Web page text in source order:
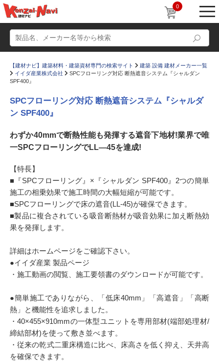
0
かたなび コラム
Q＆A
お気に入り
【建材ナビ】建築材料・建築資材専門の検索サイト
建築 設備 建材メーカー一覧
イイダ産業株式会社
SPCフローリング対応 断熱遮音システム『シャルダン
SPF400』
SPCフローリング対応 断熱遮音システム『シャルダ
ン SPF400』
わずか40mmで断熱性能も発揮する遮音下地材!業界で唯
一SPCフローリングでLL―45を達成!
【特長】
■『SPCフローリング』×『シャルダン SPF400』2つの簡単
施工の相乗効果で施工時間の大幅短縮が可能です。
■SPCフローリングで床の遮音(LL-45)が確保できます。
■製品に複合されている吸音断熱材が吸音効果に加え断熱効
果を発揮します。
詳細はホームページをご確認下さい。
●イイダ産業 製品ページ
・施工動画の閲覧、施工要領書のダウンロードが可能です。
●簡単施工でありながら、「低床40mm」「高遮音」「高断
熱」と機能性を追求しました。
・40×455×910mmの一体型ユニットを専用部材(端部処理材/
締結部材)を使って敷き並べます。
・従来の乾式二重床構造に比べ、床高さを低く抑え、天井高
を確保できます。